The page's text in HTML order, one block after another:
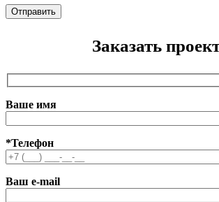
Заказать
Ваше имя
*Телефон
Ваш e-mail